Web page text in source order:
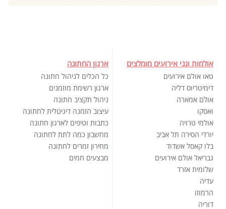
אולמות וגני אירועים מומלצים
טאו אולם אירועים
דימיטריוס דליה
אולם אמארה
ואסקו
אולמי טרויה
יורדי הסירה תל אביב
בלו קאסל אשדוד
גבריאל אולם אירועים
שלומית אזרד
עדיה
הרמוזו
דוריה
ארגון החתונה
כל הכלים לניהול חתונה
ארגון רשימת מוזמנים
ניהול תקציב חתונה
עיצוב הזמנה דיגיטלית לחתונה
כתבות וטיפים לארגון חתונה
מחשבון כמה לתת לחתונה
מחירון זמרים לחתונה
מבצעים חמים